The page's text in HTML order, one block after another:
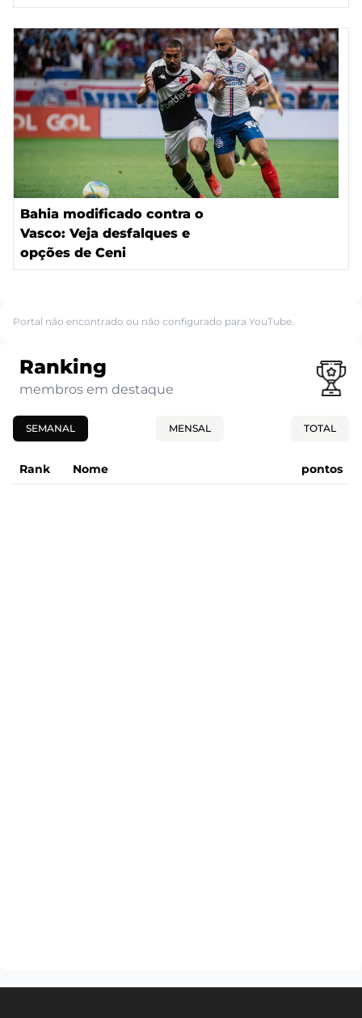
Bahia modificado contra o
Vasco: Veja desfalques e
opções de Ceni
Portal não encontrado ou não configurado para YouTube.
Ranking
membros em destaque
SEMANAL MENSAL TOTAL
Rank Nome pontos